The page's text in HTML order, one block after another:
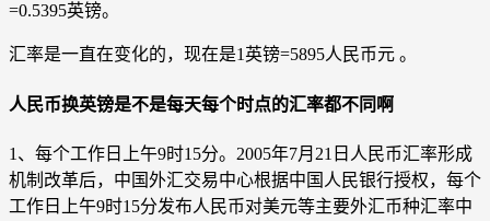
=0.5395英镑。
汇率是一直在变化的，现在是1英镑=5895人民币元 。
人民币换英镑是不是每天每个时点的汇率都不同啊
1、每个工作日上午9时15分。2005年7月21日人民币汇率形成
机制改革后，中国外汇交易中心根据中国人民银行授权，每个
工作日上午9时15分发布人民币对美元等主要外汇币种汇率中